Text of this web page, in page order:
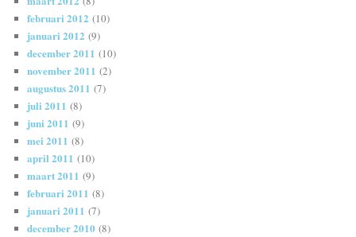
februari 2012 (10)
januari 2012 (9)
december 2011 (10)
november 2011 (2)
augustus 2011 (7)
juli 2011 (8)
juni 2011 (9)
mei 2011 (8)
april 2011 (10)
maart 2011 (9)
februari 2011 (8)
januari 2011 (7)
december 2010 (8)